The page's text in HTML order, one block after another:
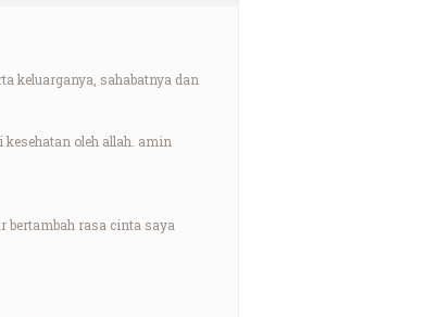
keluarganya, sahabatnya dan
oleh allah. amin
bertambah rasa cinta saya